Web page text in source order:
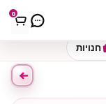
0
חנויות